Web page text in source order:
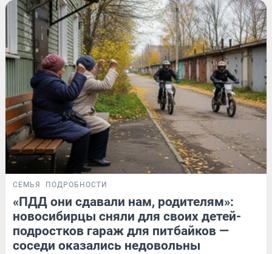
СЕМЬЯ ПОДРОБНОСТИ
«ПДД они сдавали нам, родителям»:
новосибирцы сняли для своих детей-
подростков гараж для питбайков —
соседи оказались недовольны